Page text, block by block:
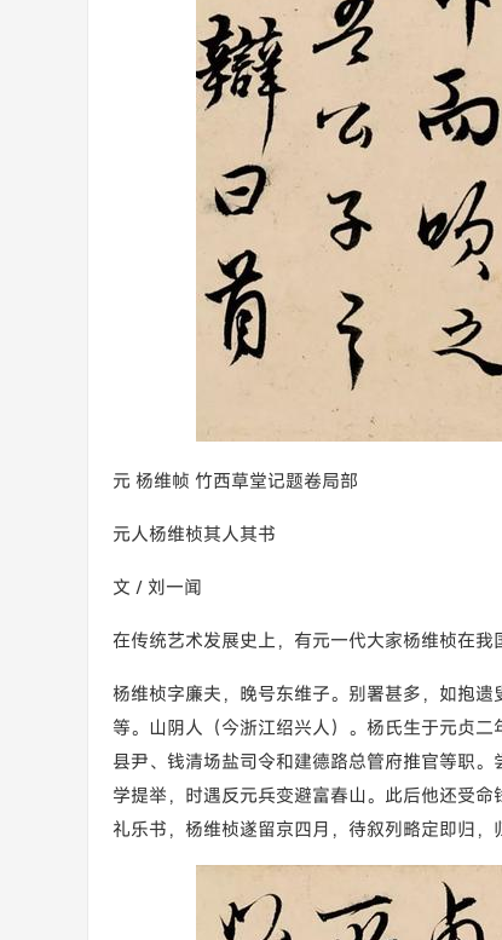
元 杨维帧 竹西草堂记题卷局部
元人杨维桢其人其书
文 / 刘一闻
在传统艺术发展史上，有元一代大家杨维桢在我
杨维桢字廉夫，晚号东维子。别署甚多，如抱
等。山阴人（今浙江绍兴人）。杨氏生于元贞
县尹、钱清场盐司令和建德路总管府推官等职
学提举，时遇反元兵变避富春山。此后他还受
礼乐书，杨维桢遂留京四月，待叙列略定即归，